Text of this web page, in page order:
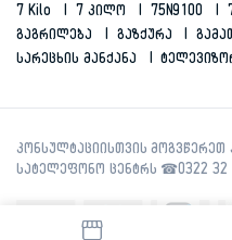
7 Kilo 7 Კილო 75N9100
Გაგრილება
Გაზქურა
Სარეცხის Მანქანა